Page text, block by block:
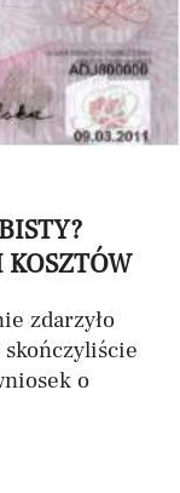
zdarzyło
skończyliście
o